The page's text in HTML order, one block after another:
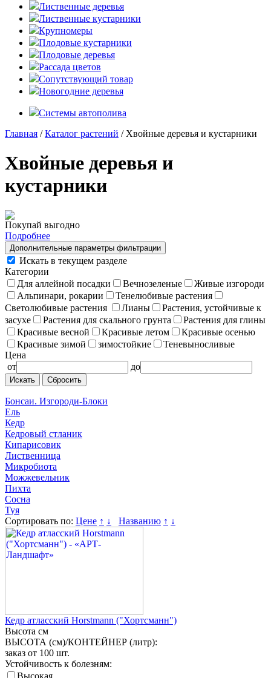
Лиственные деревья
Лиственные кустарники
Крупномеры
Плодовые кустарники
Плодовые деревья
Рассада цветов
Сопутствующий товар
Новогодние деревья
Системы автополива
Главная /Каталог растений / Хвойные деревья и кустарники
Хвойные деревья и
кустарники
Покупай выгодно
Подробнее
Дополнительные параметры фильтрации
Искать в текущем разделе
Категории
Для аллейной посадки
Вечнозеленые
Живые изгороди
Альпинари, рокарии
Тенелюбивые растения
Светолюбивые растения
Лианы
Растения, устойчивые к
засухе
Растения для скального грунта
Растения для глины
Красивые весной
Красивые летом
Красивые осенью
Красивые зимой
зимостойкие
Теневыносливые
Цена
от
до
Сбросить
Бонсаи. Изгороди-Блоки
Ель
Кедр
Кедровый стланик
Кипарисовик
Лиственница
Микробиота
Можжевельник
Пихта
Сосна
Туя
Сортировать по: Цене ↑ ↓ Названию ↑ ↓
Кедр атласский Horstmann ("Хортсманн")
Высота см
ВЫСОТА (см)/КОНТЕЙНЕР (литр):
заказ от 100 шт.
Устойчивость к болезням:
Высокая